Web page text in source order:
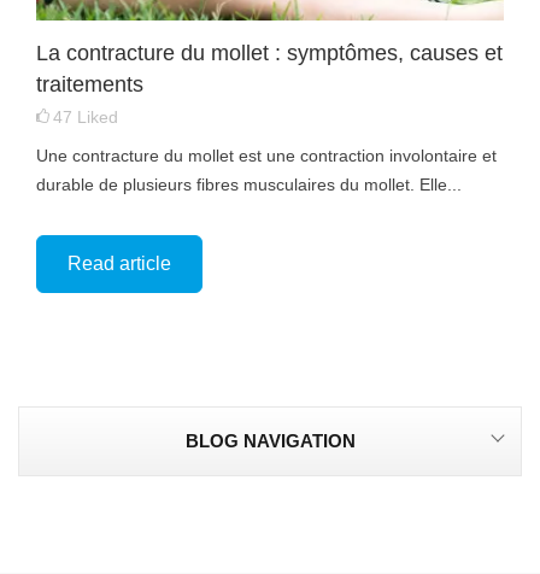
La contracture du mollet : symptômes, causes et
traitements
47 Liked
Une contracture du mollet est une contraction involontaire et
durable de plusieurs fibres musculaires du mollet. Elle...
Read article
BLOG NAVIGATION